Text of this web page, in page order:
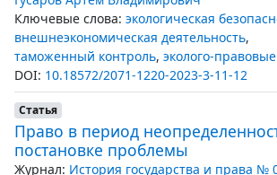
Ключевые слова: экологическая
внешнеэкономическая деятельность,
таможенный контроль, эколого-
DOI: 10.18572/2071-1220-2023-3-11-12
Статья
Право в период
постановке проблемы
Журнал: История государства и права №